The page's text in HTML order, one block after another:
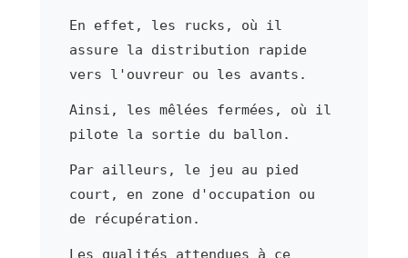
En effet, les rucks, où il
assure la distribution rapide
vers l'ouvreur ou les avants.
Ainsi, les mêlées fermées, où il
pilote la sortie du ballon.
Par ailleurs, le jeu au pied
court, en zone d'occupation ou
de récupération.
Les qualités attendues à ce